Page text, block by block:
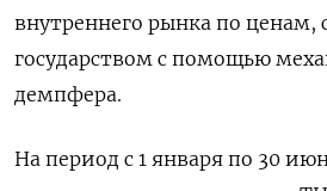
внутреннего рынка по ценам,
государством с помощью
демпфера.
На период с 1 января по 30